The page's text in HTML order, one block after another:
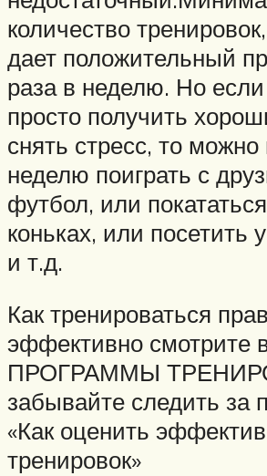
количество
дает положительный
раза в неделю. Но
просто получить
снять стресс, то можно
неделю поиграть с
футбол, или
коньках, или посетить
и т.д.
Как тренироваться
эффективно смотрите
ПРОГРАММЫ
забывайте следить за
«Как оценить
тренировок»